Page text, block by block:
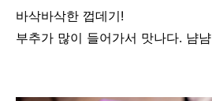
바삭바삭한 껍데기!
부추가 많이 들어가서 맛나다. 냠냠